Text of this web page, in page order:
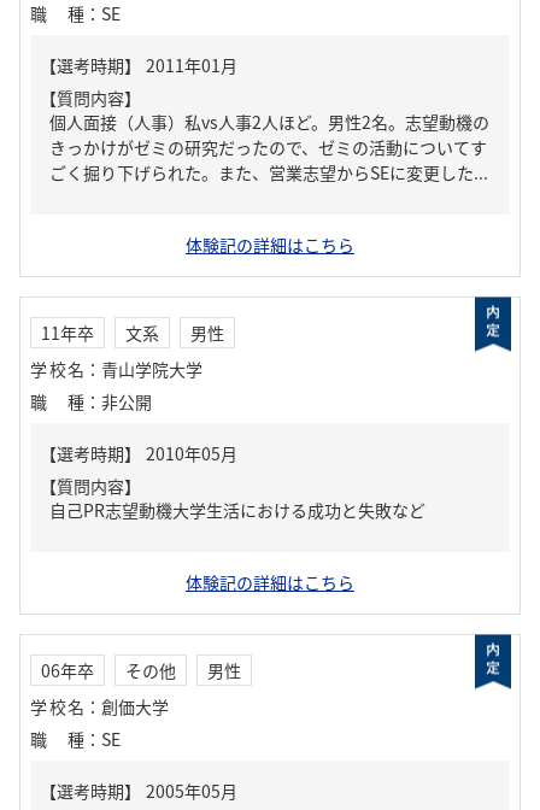
職種 ： SE
【質問内容】
個人面接（人事）私vs人事2人ほど。男性2名。志望動機の
きっかけがゼミの研究だったので、ゼミの活動についてす
ごく掘り下げられた。また、営業志望からSEに変更した...
体験記の詳細はこちら
11年卒 文系
男性
学校名 ： 青山学院大学
職種 ： 非公開
【質問内容】
自己PR志望動機大学生活における成功と失敗など
体験記の詳細はこちら
06年卒 その他
男性
学校名 ： 創価大学
職種 ： SE